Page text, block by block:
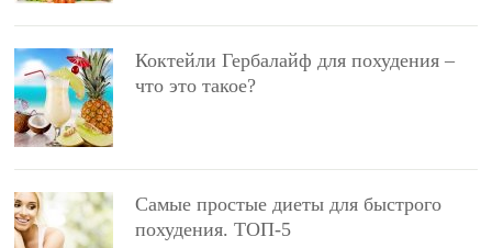
Коктейли Гербалайф для похудения –
что это такое?
Самые простые диеты для быстрого
похудения. ТОП-5